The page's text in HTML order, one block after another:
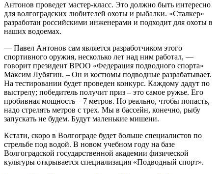
Антонов проведет мастер-класс. Это должно быть интересно
для волгоградских любителей охоты и рыбалки. «Сталкер»
разработан российскими инженерами и подходит для охоты в
наших водоемах.
— Павел Антонов сам является разработчиком этого
спортивного оружия, несколько лет над ним работал, —
говорит президент ВРОО «Федерация подводного спорта»
Максим Лубягин. – Он и костюмы подводные разрабатывает.
На тестировании будет проведен конкурс. Каждому дадут по
выстрелу; победитель получит приз – это самое ружье. Его
пробивная мощность – 7 метров. Но реально, чтобы попасть,
надо стрелять метров с трех. Мы в бассейн, конечно, рыбу
запускать не будем. Будут маленькие мишени.
Кстати, скоро в Волгограде будет больше специалистов по
стрельбе под водой. В новом учебном году на базе
Волгоградской государственной академии физической
культуры открывается специализация «Подводный спорт».